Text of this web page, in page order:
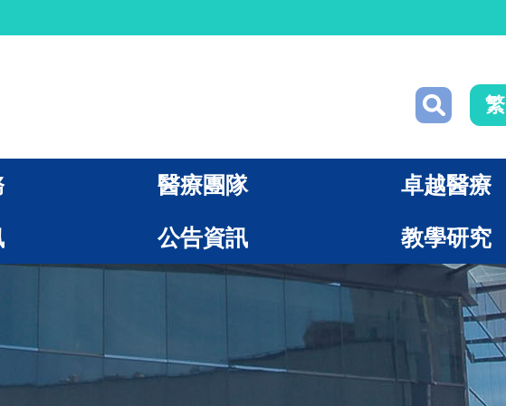
繁
醫療團隊 卓越醫療
公告資訊 教學研究